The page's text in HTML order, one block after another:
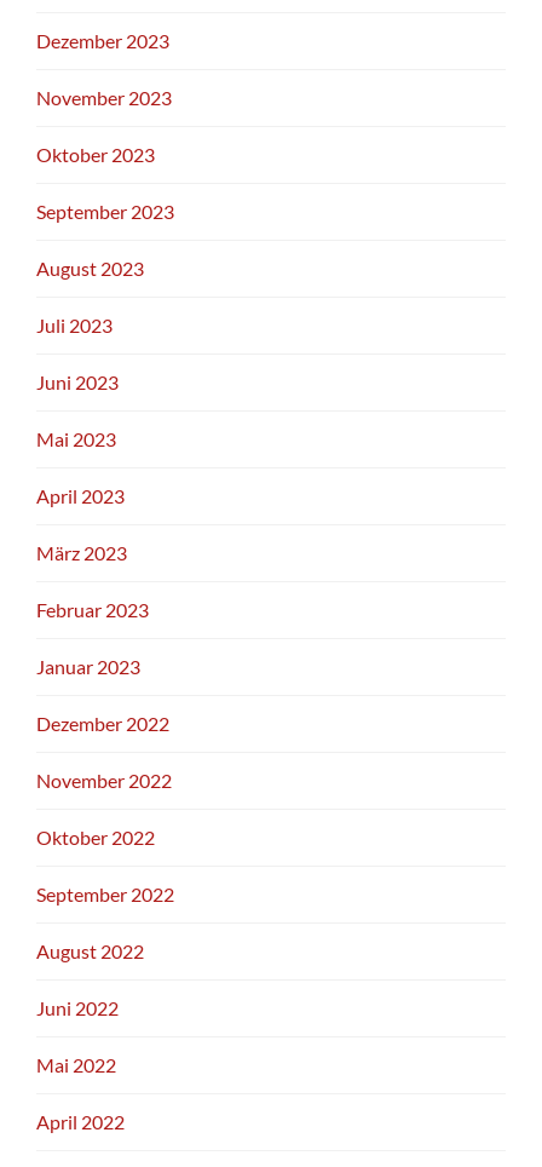
Dezember 2023
November 2023
Oktober 2023
September 2023
August 2023
Juli 2023
Juni 2023
Mai 2023
April 2023
März 2023
Februar 2023
Januar 2023
Dezember 2022
November 2022
Oktober 2022
September 2022
August 2022
Juni 2022
Mai 2022
April 2022